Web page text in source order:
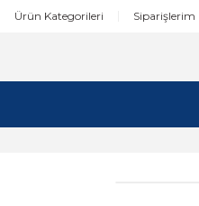
Ürün Kategorileri Siparişlerim